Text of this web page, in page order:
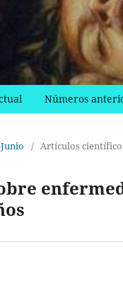
Números
/ Artículos